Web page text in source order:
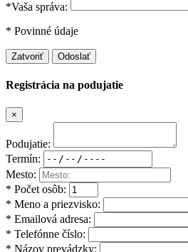
*Vaša správa:
* Povinné údaje
Zatvoriť Odoslať
Registrácia na podujatie
×
Podujatie:
Termín:
Mesto:
* Počet osôb:
* Meno a priezvisko:
* Emailová adresa:
* Telefónne číslo:
* Názov prevádzky: